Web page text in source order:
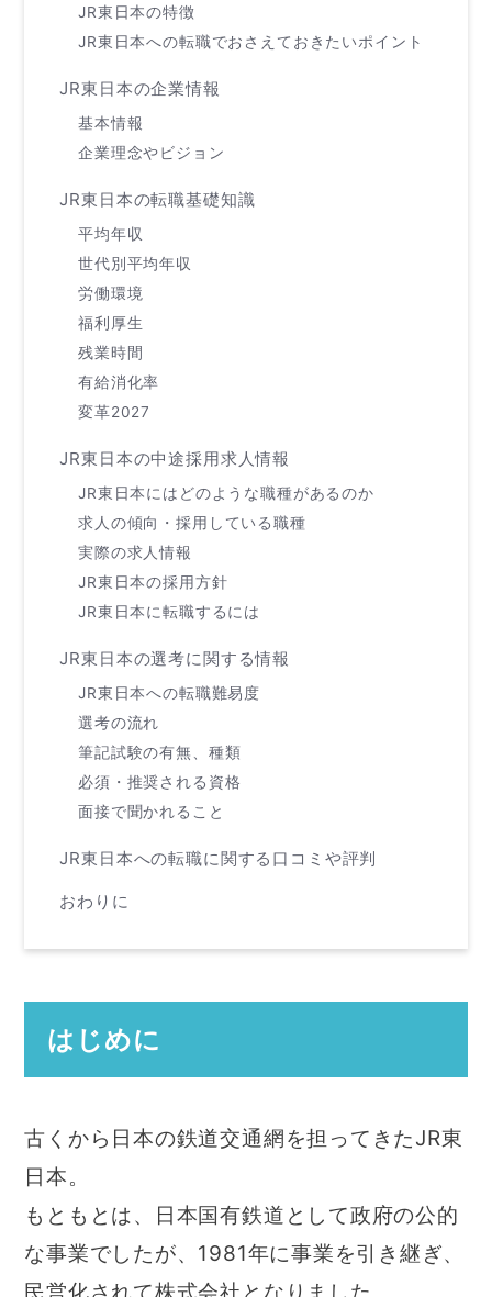
JR東日本の特徴
JR東日本への転職でおさえておきたいポイント
JR東日本の企業情報
基本情報
企業理念やビジョン
JR東日本の転職基礎知識
平均年収
世代別平均年収
労働環境
福利厚生
残業時間
有給消化率
変革2027
JR東日本の中途採用求人情報
JR東日本にはどのような職種があるのか
求人の傾向・採用している職種
実際の求人情報
JR東日本の採用方針
JR東日本に転職するには
JR東日本の選考に関する情報
JR東日本への転職難易度
選考の流れ
筆記試験の有無、種類
必須・推奨される資格
面接で聞かれること
JR東日本への転職に関する口コミや評判
おわりに
はじめに
古くから日本の鉄道交通網を担ってきたJR東
日本。
もともとは、日本国有鉄道として政府の公的
な事業でしたが、1981年に事業を引き継ぎ、
民営化されて株式会社となりました。